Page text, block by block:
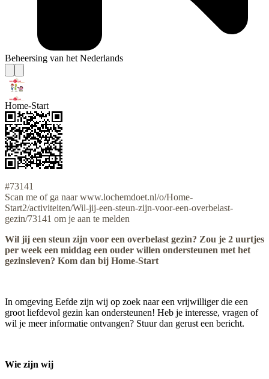
Beheersing van het Nederlands
Home-Start
#73141
Scan me of ga naar www.lochemdoet.nl/o/Home-
Start2/activiteiten/Wil-jij-een-steun-zijn-voor-een-overbelast-
gezin/73141 om je aan te melden
Wil jij een steun zijn voor een overbelast gezin? Zou je 2 uurtjes
per week een middag een ouder willen ondersteunen met het
gezinsleven? Kom dan bij Home-Start
In omgeving Eefde zijn wij op zoek naar een vrijwilliger die een
groot liefdevol gezin kan ondersteunen! Heb je interesse, vragen of
wil je meer informatie ontvangen? Stuur dan gerust een bericht.
Wie zijn wij